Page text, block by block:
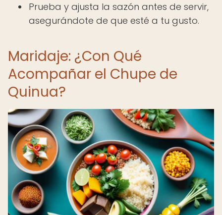
Prueba y ajusta la sazón antes de servir,
asegurándote de que esté a tu gusto.
Maridaje: ¿Con Qué
Acompañar el Chupe de
Quinua?